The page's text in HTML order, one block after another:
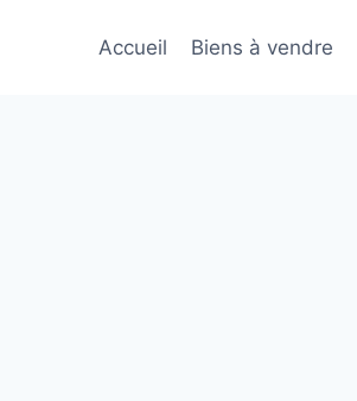
Accueil Biens à vendre